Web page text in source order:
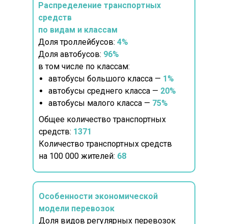
Распределение транспортных
средств
по видам и классам
Доля троллейбусов: 4%
Доля автобусов: 96%
в том числе по классам:
автобусы большого класса — 1%
автобусы среднего класса — 20%
автобусы малого класса — 75%
Общее количество транспортных
средств: 1371
Количество транспортных средств
на 100 000 жителей: 68
Особенности экономической
модели перевозок
Доля видов регулярных перевозок